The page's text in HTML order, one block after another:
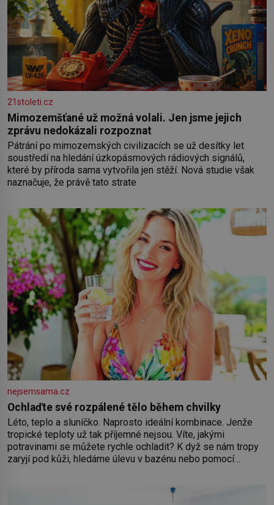
21stoleti.cz
Mimozemšťané už možná volali. Jen jsme jejich
zprávu nedokázali rozpoznat
Pátrání po mimozemských civilizacích se už desítky let
soustředí na hledání úzkopásmových rádiových signálů,
které by příroda sama vytvořila jen stěží. Nová studie však
naznačuje, že právě tato strate
nejsemsama.cz
Ochlaďte své rozpálené tělo během chvilky
Léto, teplo a sluníčko. Naprosto ideální kombinace. Jenže
tropické teploty už tak příjemné nejsou. Víte, jakými
potravinami se můžete rychle ochladit? K dyž se nám tropy
zaryjí pod kůži, hledáme úlevu v bazénu nebo pomocí